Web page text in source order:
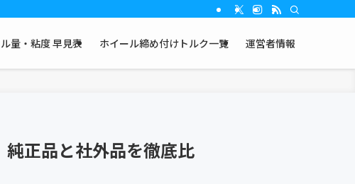
量・粘度 早見表 ホイール締め付けトルク一覧 運営者情報
正品と社外品を徹底比